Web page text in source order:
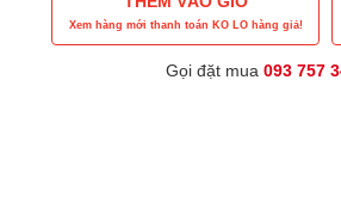
Xem hàng mới thanh toán KO LO hàng giả!
Gọi đặt mua 093 757